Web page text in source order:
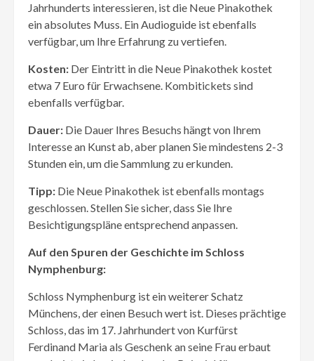
Jahrhunderts interessieren, ist die Neue Pinakothek
ein absolutes Muss. Ein Audioguide ist ebenfalls
verfügbar, um Ihre Erfahrung zu vertiefen.
Kosten: Der Eintritt in die Neue Pinakothek kostet
etwa 7 Euro für Erwachsene. Kombitickets sind
ebenfalls verfügbar.
Dauer: Die Dauer Ihres Besuchs hängt von Ihrem
Interesse an Kunst ab, aber planen Sie mindestens 2-3
Stunden ein, um die Sammlung zu erkunden.
Tipp: Die Neue Pinakothek ist ebenfalls montags
geschlossen. Stellen Sie sicher, dass Sie Ihre
Besichtigungspläne entsprechend anpassen.
Auf den Spuren der Geschichte im Schloss
Nymphenburg:
Schloss Nymphenburg ist ein weiterer Schatz
Münchens, der einen Besuch wert ist. Dieses prächtige
Schloss, das im 17. Jahrhundert von Kurfürst
Ferdinand Maria als Geschenk an seine Frau erbaut